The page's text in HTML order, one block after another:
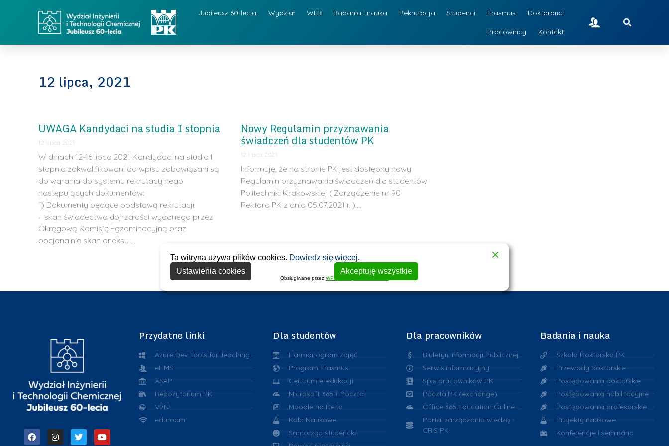
Jubileusz 60-lecia Wydział WLB Badania i nauka Rekrutacja Studenci Erasmus Doktoranci
Pracownicy Kontakt
12 lipca, 2021
UWAGA Kandydaci na studia I stopnia
12 lipca 2021
W dniach 12-16 lipca 2021 Kandydaci na studia I
stopnia zakwalifikowani do wpisu zobowiązani są
do wgrania do systemu rekrutacyjnego
następujących dokumentów:
1) Dokumenty będące podstawą rekrutacji:
– skan świadectwa dojrzałości wydanego przez
Okręgową Komisję Egzaminacyjną oraz
opcjonalnie skan aneksu …
Nowy Regulamin przyznawania
świadczeń dla studentów PK
12 lipca 2021
Informuję, że na stronie PK jest dostępny nowy
Regulamin przyznawania świadczeń dla studentów
Politechniki Krakowskiej ( Zarządzenie nr 90
Rektora PK z dnia 05.07.2021 r. ).…
Przydatne linki
Azure Dev Tools for Teaching
eHMS
ASAP
Repozytorium PK
VPN
eduroam
Dla studentów
Harmonogram zajęć
Program Erasmus
Centrum e-edukacji
Microsoft 365 + Poczta
Moodle na Delta
Koła Naukowe
Samorząd studencki
Dla pracowników
Biuletyn Informacji Publicznej
Serwis informacyjny
Spis pracowników PK
Poczta PK (exchange)
Office 365 Education Online
Portal zarządzania wiedzą -
CRIS PK
Badania i nauka
Szkoła Doktorska PK
Przewody doktorskie
Postępowania doktorskie
Postępowania habilitacyjne
Postępowania profesorskie
Projekty naukowe
Konferencje i seminaria
Ta witryna używa plików cookies. Dowiedz się więcej.
Ustawienia cookies
Akceptuję wszystkie
Obsługiwane przez WPLP Compliance Platform